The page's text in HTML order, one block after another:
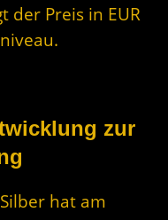
der Preis in EUR
zur
hat am